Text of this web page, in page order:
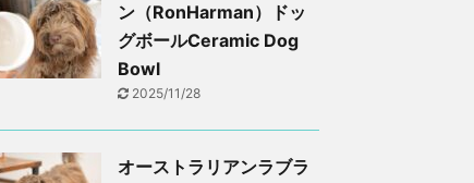
ン（RonHarman）ドッ
グボールCeramic Dog
Bowl
2025/11/28
オーストラリアンラブラ